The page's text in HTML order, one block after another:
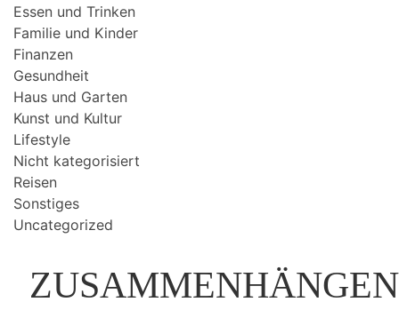
Essen und Trinken
Familie und Kinder
Finanzen
Gesundheit
Haus und Garten
Kunst und Kultur
Lifestyle
Nicht kategorisiert
Reisen
Sonstiges
Uncategorized